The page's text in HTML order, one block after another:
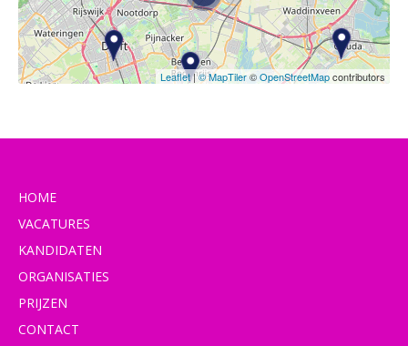
Leaflet|© MapTiler©OpenStreetMapcontributors
HOME
VACATURES
KANDIDATEN
ORGANISATIES
PRIJZEN
CONTACT